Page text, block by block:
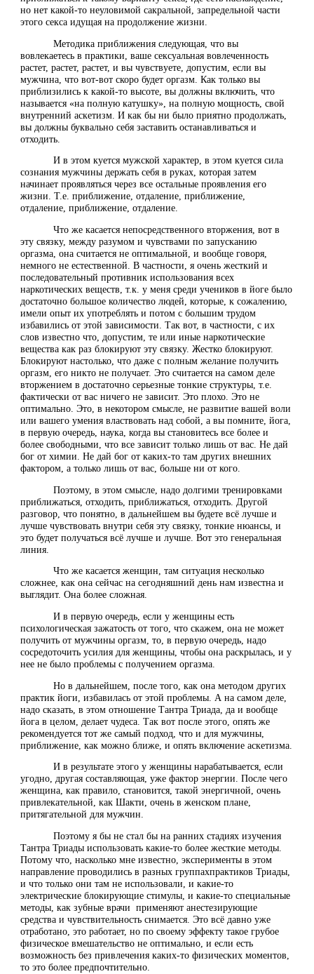
но нет какой-то неуловимой сакральной, запредельной части
этого секса идущая на продолжение жизни.
Методика приближения следующая, что вы
вовлекаетесь в практики, ваше сексуальная вовлеченность
растет, растет, растет, и вы чувствуете, допустим, если вы
мужчина, что вот-вот скоро будет оргазм. Как только вы
приблизились к какой-то высоте, вы должны включить, что
называется «на полную катушку», на полную мощность, свой
внутренний аскетизм. И как бы ни было приятно продолжать,
вы должны буквально себя заставить останавливаться и
отходить.
И в этом куется мужской характер, в этом куется сила
сознания мужчины держать себя в руках, которая затем
начинает проявляться через все остальные проявления его
жизни. Т.е. приближение, отдаление, приближение,
отдаление, приближение, отдаление.
Что же касается непосредственного вторжения, вот в
эту связку, между разумом и чувствами по запусканию
оргазма, она считается не оптимальной, и вообще говоря,
немного не естественной. В частности, я очень жесткий и
последовательный противник использования всех
наркотических веществ, т.к. у меня среди учеников в йоге было
достаточно большое количество людей, которые, к сожалению,
имели опыт их употреблять и потом с большим трудом
избавились от этой зависимости. Так вот, в частности, с их
слов известно что, допустим, те или иные наркотические
вещества как раз блокируют эту связку. Жестко блокируют.
Блокируют настолько, что даже с полным желание получить
оргазм, его никто не получает. Это считается на самом деле
вторжением в достаточно серьезные тонкие структуры, т.е.
фактически от вас ничего не зависит. Это плохо. Это не
оптимально. Это, в некотором смысле, не развитие вашей воли
или вашего умения властвовать над собой, а вы помните, йога,
в первую очередь, наука, когда вы становитесь все более и
более свободными, что все зависит только лишь от вас. Не дай
бог от химии. Не дай бог от каких-то там других внешних
фактором, а только лишь от вас, больше ни от кого.
Поэтому, в этом смысле, надо долгими тренировками
приближаться, отходить, приближаться, отходить. Другой
разговор, что понятно, в дальнейшем вы будете всё лучше и
лучше чувствовать внутри себя эту связку, тонкие нюансы, и
это будет получаться всё лучше и лучше. Вот это генеральная
линия.
Что же касается женщин, там ситуация несколько
сложнее, как она сейчас на сегодняшний день нам известна и
выглядит. Она более сложная.
И в первую очередь, если у женщины есть
психологическая зажатость от того, что скажем, она не может
получить от мужчины оргазм, то, в первую очередь, надо
сосредоточить усилия для женщины, чтобы она раскрылась, и у
нее не было проблемы с получением оргазма.
Но в дальнейшем, после того, как она методом других
практик йоги, избавилась от этой проблемы. А на самом деле,
надо сказать, в этом отношение Тантра Триада, да и вообще
йога в целом, делает чудеса. Так вот после этого, опять же
рекомендуется тот же самый подход, что и для мужчины,
приближение, как можно ближе, и опять включение аскетизма.
И в результате этого у женщины нарабатывается, если
угодно, другая составляющая, уже фактор энергии. После чего
женщина, как правило, становится, такой энергичной, очень
привлекательной, как Шакти, очень в женском плане,
притягательной для мужчин.
Поэтому я бы не стал бы на ранних стадиях изучения
Тантра Триады использовать какие-то более жесткие методы.
Потому что, насколько мне известно, эксперименты в этом
направление проводились в разных группахпрактиков Триады,
и что только они там не использовали, и какие-то
электрические блокирующие стимулы, и какие-то специальные
методы, как зубные врачи применяют анестезирующие
средства и чувствительность снимается. Это всё давно уже
отработано, это работает, но по своему эффекту такое грубое
физическое вмешательство не оптимально, и если есть
возможность без привлечения каких-то физических моментов,
то это более предпочтительно.